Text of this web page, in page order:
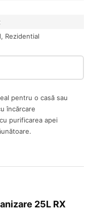
Rezidential
pentru o casă sau
încărcare
purificarea apei
25L RX